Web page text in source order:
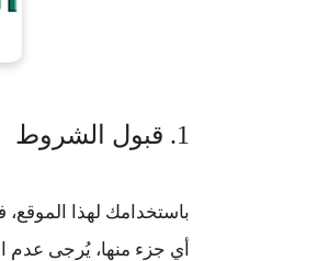
1. قبول الشروط
باستخدامك لهذا
أي جزء منها، يُرجى عدم